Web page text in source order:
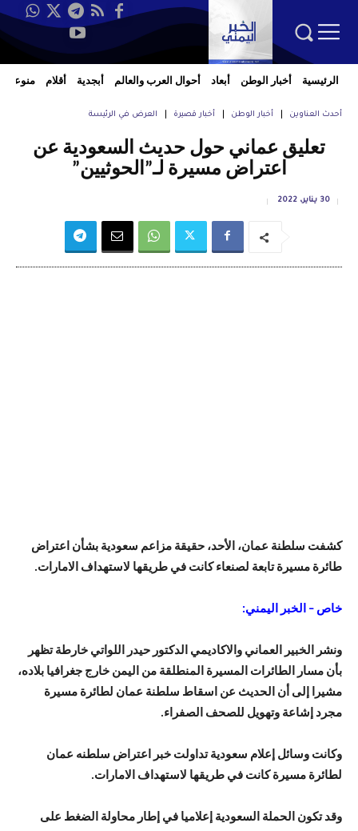
الرئيسية أخبار الوطن أبعاد أحوال العرب والعالم أبجدية أقلام منوعات
أحدث العناوين أخبار الوطن أخبار قصيرة العرض في الرئيسة
تعليق عماني حول حديث السعودية عن
اعتراض مسيرة لـ”الحوثيين”
30 يناير، 2022
كشفت سلطنة عمان، الأحد، حقيقة مزاعم سعودية بشأن اعتراض
طائرة مسيرة تابعة لصنعاء كانت في طريقها لاستهداف الامارات.
خاص – الخبر اليمني:
ونشر الخبير العماني والاكاديمي الدكتور حيدر اللواتي خارطة تظهر
بأن مسار الطائرات المسيرة المنطلقة من اليمن خارج جغرافيا بلاده،
مشيرا إلى أن الحديث عن اسقاط سلطنة عمان لطائرة مسيرة
مجرد إشاعة وتهويل للصحف الصفراء.
وكانت وسائل إعلام سعودية تداولت خبر اعتراض سلطنه عمان
لطائرة مسيرة كانت في طريقها لاستهداف الامارات.
وقد تكون الحملة السعودية إعلاميا في إطار محاولة الضغط على